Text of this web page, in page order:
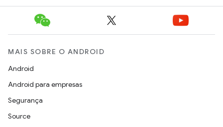
MAIS SOBRE O ANDROID
Android
Android para empresas
Segurança
Source